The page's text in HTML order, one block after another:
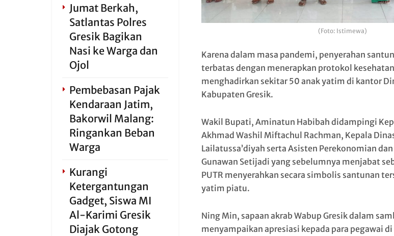
(Foto: Istimewa)
Karena dalam masa pandemi, penyerahan
terbatas dengan menerapkan protokol
menghadirkan sekitar 50 anak yatim di kantor
Kabupaten Gresik.
Wakil Bupati, Aminatun Habibah didampingi
Akhmad Washil Miftachul Rachman, Kepala
Lailatussa’diyah serta Asisten Perekonomian
Gunawan Setijadi yang sebelumnya menjabat
PUTR menyerahkan secara simbolis santunan
yatim piatu.
Ning Min, sapaan akrab Wabup Gresik dalam
menyampaikan apresiasi kepada para pegawai
Jumat Berkah,
Satlantas Polres
Gresik Bagikan
Nasi ke Warga dan
Ojol
Pembebasan Pajak
Kendaraan Jatim,
Bakorwil Malang:
Ringankan Beban
Warga
Kurangi
Ketergantungan
Gadget, Siswa MI
Al-Karimi Gresik
Diajak Gotong